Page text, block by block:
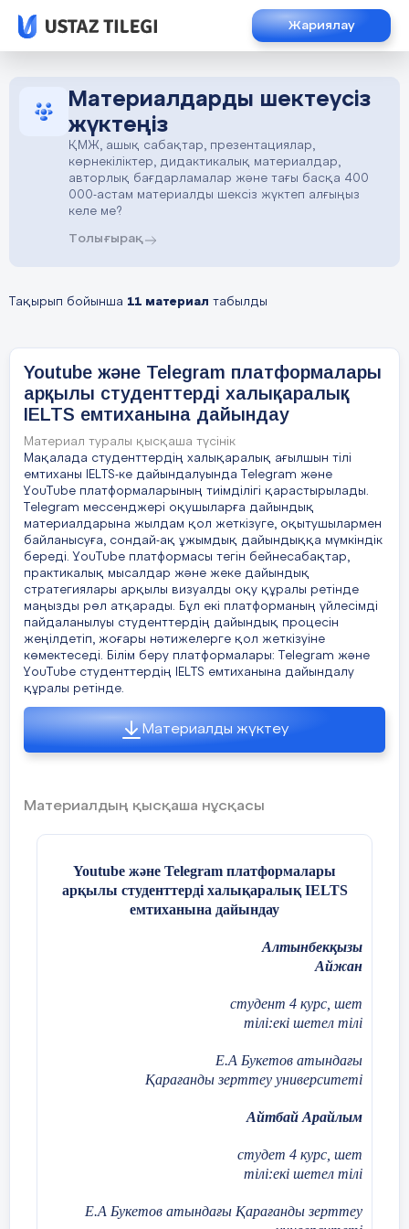
Жариялау
Материалдарды шектеусіз
жүктеңіз
ҚМЖ, ашық сабақтар, презентациялар,
көрнекіліктер, дидактикалық материалдар,
авторлық бағдарламалар және тағы басқа 400
000-астам материалды шексіз жүктеп алғыңыз
келе ме?
Толығырақ
Тақырып бойынша 11 материал табылды
Youtube және Telegram платформалары
арқылы студенттерді халықаралық
IELTS емтиханына дайындау
Материал туралы қысқаша түсінік
Мақалада студенттердің халықаралық ағылшын тілі
емтиханы IELTS-ке дайындалуында Telegram жəне
YouTube платформаларының тиімділігі қарастырылады.
Telegram мессенджері оқушыларға дайындық
материалдарына жылдам қол жеткізуге, оқытушылармен
байланысуға, сондай-ақ ұжымдық дайындыққа мүмкіндік
береді. YouTube платформасы тегін бейнесабақтар,
практикалық мысалдар жəне жеке дайындық
стратегиялары арқылы визуалды оқу құралы ретінде
маңызды рөл атқарады. Бұл екі платформаның үйлесімді
пайдаланылуы студенттердің дайындық процесін
жеңілдетіп, жоғары нəтижелерге қол жеткізуіне
көмектеседі. Білім беру платформалары: Telegram жəне
YouTube студенттердің IELTS емтиханына дайындалу
құралы ретінде.
Материалды жүктеу
Материалдың қысқаша нұсқасы
Youtube және Telegram платформалары
арқылы студенттерді халықаралық IELTS
емтиханына дайындау
Алтынбекқызы
Айжан
студент 4 курс, шет
тілі:екі шетел тілі
Е.А Букетов атындағы
Қарағанды зерттеу университеті
Айтбай Арайлым
студет 4 курс, шет
тілі:екі шетел тілі
Е.А Букетов атындағы Қарағанды зерттеу